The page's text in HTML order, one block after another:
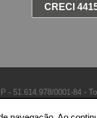
CRECI
- 51.614.978/0001-84 -